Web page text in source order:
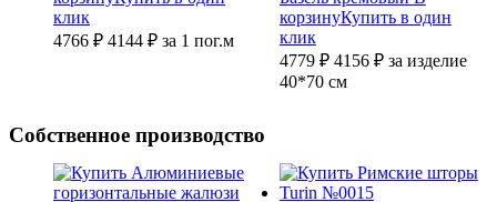
клик
4766 ₽ 4144 ₽ за 1 пог.м
корзинуКупить в один
клик
4779 ₽ 4156 ₽ за изделие
40*70 см
Собственное производство